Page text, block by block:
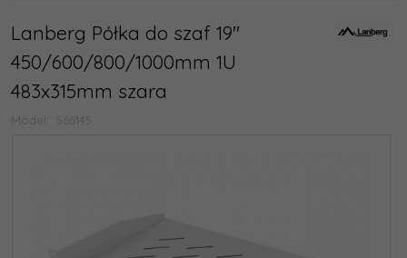
Lanberg Półka do szaf 19''
450/600/800/1000mm 1U
483x315mm szara
Model: 566145